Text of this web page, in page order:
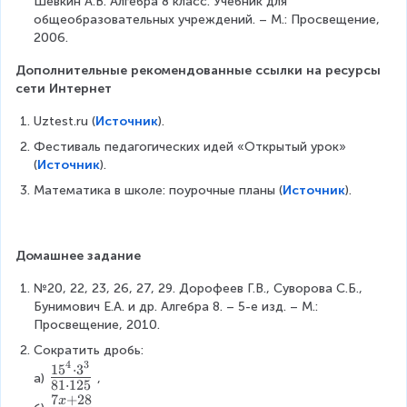
d
o
4
^
2
}
}
1
1
4
^
7
=
2
8
}
=
\
fr
a
{
\
c
d
0
}
{
4
c
d
b
}
=
-
fr
c
,
4
}
\
}
2
-
^
2
}
0
a
{
1
.
fr
a
{
9
{
}
b
^
2
}
c
d
o
3
\
a
c
{
3
}
2
}
6
b
\
o
2
\
^
{
}
}
{
}
}
}
общеобразовательных учреждений. – М.: Просвещение,
2006.
Дополнительные рекомендованные ссылки на ресурсы
сети Интернет
Uztest.ru (Источник).
Фестиваль педагогических идей «Открытый урок»
(Источник).
Математика в школе: поурочные планы (Источник).
Домашнее задание
№20, 22, 23, 26, 27, 29. Дорофеев Г.В., Суворова С.Б.,
Бунимович Е.А. и др. Алгебра 8. – 5-е изд. – М.:
Просвещение, 2010.
Сократить дробь:
а) \
f
81⋅125
154 ⋅33
,
7x+28